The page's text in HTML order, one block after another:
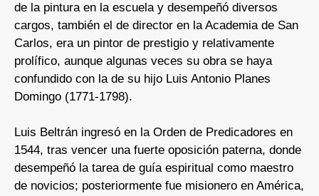
de la pintura en la escuela y desempeñó diversos
cargos, también el de director en la Academia de San
Carlos, era un pintor de prestigio y relativamente
prolífico, aunque algunas veces su obra se haya
confundido con la de su hijo Luis Antonio Planes
Domingo (1771-1798).
Luis Beltrán ingresó en la Orden de Predicadores en
1544, tras vencer una fuerte oposición paterna, donde
desempeñó la tarea de guía espiritual como maestro
de novicios; posteriormente fue misionero en América,